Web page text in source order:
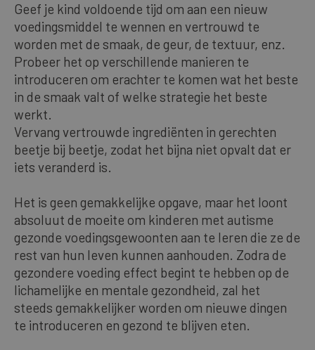
Geef je kind voldoende tijd om aan een nieuw
voedingsmiddel te wennen en vertrouwd te
worden met de smaak, de geur, de textuur, enz.
Probeer het op verschillende manieren te
introduceren om erachter te komen wat het beste
in de smaak valt of welke strategie het beste
werkt.
Vervang vertrouwde ingrediënten in gerechten
beetje bij beetje, zodat het bijna niet opvalt dat er
iets veranderd is.
Het is geen gemakkelijke opgave, maar het loont
absoluut de moeite om kinderen met autisme
gezonde voedingsgewoonten aan te leren die ze de
rest van hun leven kunnen aanhouden. Zodra de
gezondere voeding effect begint te hebben op de
lichamelijke en mentale gezondheid, zal het
steeds gemakkelijker worden om nieuwe dingen
te introduceren en gezond te blijven eten.